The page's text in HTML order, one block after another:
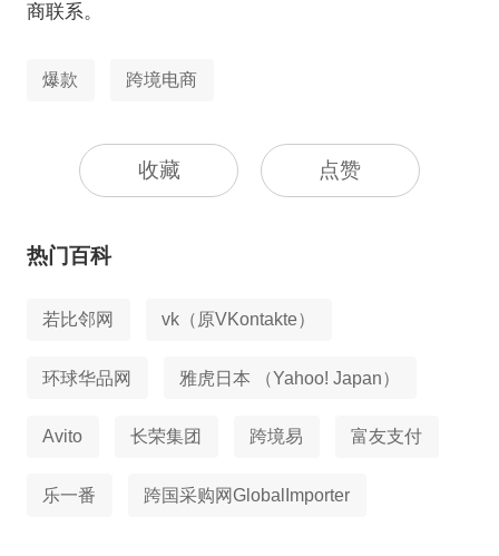
商联系。
爆款 跨境电商
收藏 点赞
热门百科
若比邻网 vk（原VKontakte）
环球华品网 雅虎日本 （Yahoo! Japan）
Avito 长荣集团 跨境易 富友支付
乐一番 跨国采购网GlobalImporter